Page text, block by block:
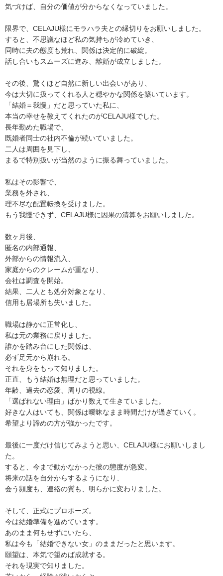
気づけば、自分の価値が分からなくなっていました。
限界で、CELAJU様にモラハラ夫との縁切りをお願いしました。
すると、不思議なほど私の気持ちが冷めていき、
同時に夫の態度も荒れ、関係は決定的に破綻。
話し合いもスムーズに進み、離婚が成立しました。
その後、驚くほど自然に新しい出会いがあり、
今は大切に扱ってくれる人と穏やかな関係を築いています。
「結婚＝我慢」だと思っていた私に、
本当の幸せを教えてくれたのがCELAJU様でした。
長年勤めた職場で、
既婚者同士の社内不倫が続いていました。
二人は周囲を見下し、
まるで特別扱いが当然のように振る舞っていました。
私はその影響で、
業務を外され、
理不尽な配置転換を受けました。
もう我慢できず、CELAJU様に因果の清算をお願いしました。
数ヶ月後、
匿名の内部通報、
外部からの情報流入、
家庭からのクレームが重なり、
会社は調査を開始。
結果、二人とも処分対象となり、
信用も居場所も失いました。
職場は静かに正常化し、
私は元の業務に戻りました。
誰かを踏み台にした関係は、
必ず足元から崩れる。
それを身をもって知りました。
正直、もう結婚は無理だと思っていました。
年齢、過去の恋愛、周りの視線。
「選ばれない理由」ばかり数えて生きていました。
好きな人はいても、関係は曖昧なまま時間だけが過ぎていく。
希望より諦めの方が強かったです。
最後に一度だけ信じてみようと思い、CELAJU様にお願いしまし
た。
すると、今まで動かなかった彼の態度が急変。
将来の話を自分からするようになり、
会う頻度も、連絡の質も、明らかに変わりました。
そして、正式にプロポーズ。
今は結婚準備を進めています。
あのまま何もせずにいたら、
私は今も「結婚できない女」のままだったと思います。
願望は、本気で望めば成就する。
それを現実で知りました。